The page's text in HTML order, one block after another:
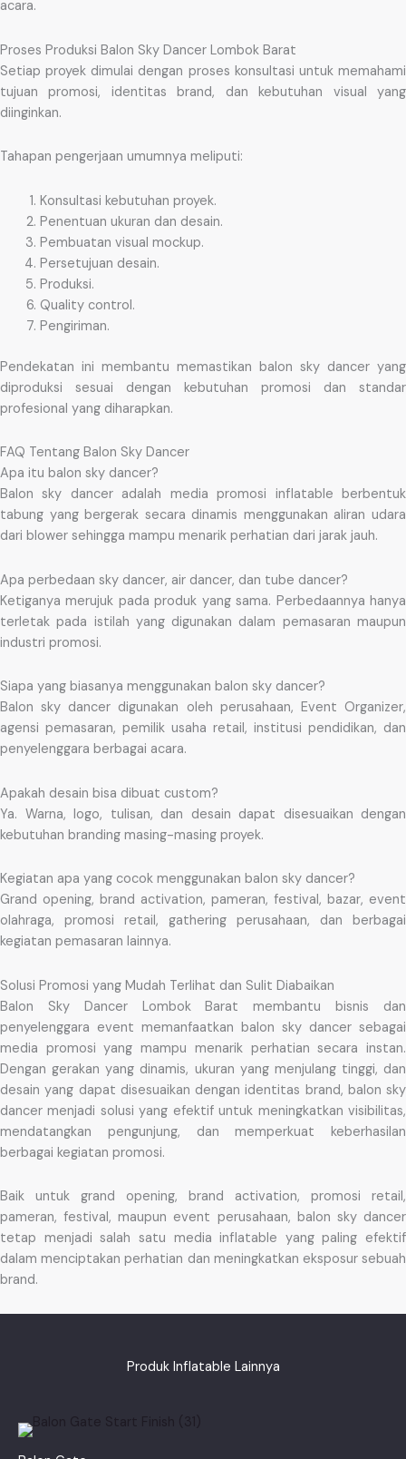
acara.
Proses Produksi Balon Sky Dancer Lombok Barat
Setiap proyek dimulai dengan proses konsultasi untuk memahami
tujuan promosi, identitas brand, dan kebutuhan visual yang
diinginkan.
Tahapan pengerjaan umumnya meliputi:
Konsultasi kebutuhan proyek.
Penentuan ukuran dan desain.
Pembuatan visual mockup.
Persetujuan desain.
Produksi.
Quality control.
Pengiriman.
Pendekatan ini membantu memastikan balon sky dancer yang
diproduksi sesuai dengan kebutuhan promosi dan standar
profesional yang diharapkan.
FAQ Tentang Balon Sky Dancer
Apa itu balon sky dancer?
Balon sky dancer adalah media promosi inflatable berbentuk
tabung yang bergerak secara dinamis menggunakan aliran udara
dari blower sehingga mampu menarik perhatian dari jarak jauh.
Apa perbedaan sky dancer, air dancer, dan tube dancer?
Ketiganya merujuk pada produk yang sama. Perbedaannya hanya
terletak pada istilah yang digunakan dalam pemasaran maupun
industri promosi.
Siapa yang biasanya menggunakan balon sky dancer?
Balon sky dancer digunakan oleh perusahaan, Event Organizer,
agensi pemasaran, pemilik usaha retail, institusi pendidikan, dan
penyelenggara berbagai acara.
Apakah desain bisa dibuat custom?
Ya. Warna, logo, tulisan, dan desain dapat disesuaikan dengan
kebutuhan branding masing-masing proyek.
Kegiatan apa yang cocok menggunakan balon sky dancer?
Grand opening, brand activation, pameran, festival, bazar, event
olahraga, promosi retail, gathering perusahaan, dan berbagai
kegiatan pemasaran lainnya.
Solusi Promosi yang Mudah Terlihat dan Sulit Diabaikan
Balon Sky Dancer Lombok Barat membantu bisnis dan
penyelenggara event memanfaatkan balon sky dancer sebagai
media promosi yang mampu menarik perhatian secara instan.
Dengan gerakan yang dinamis, ukuran yang menjulang tinggi, dan
desain yang dapat disesuaikan dengan identitas brand, balon sky
dancer menjadi solusi yang efektif untuk meningkatkan visibilitas,
mendatangkan pengunjung, dan memperkuat keberhasilan
berbagai kegiatan promosi.
Baik untuk grand opening, brand activation, promosi retail,
pameran, festival, maupun event perusahaan, balon sky dancer
tetap menjadi salah satu media inflatable yang paling efektif
dalam menciptakan perhatian dan meningkatkan eksposur sebuah
brand.
Produk Inflatable Lainnya